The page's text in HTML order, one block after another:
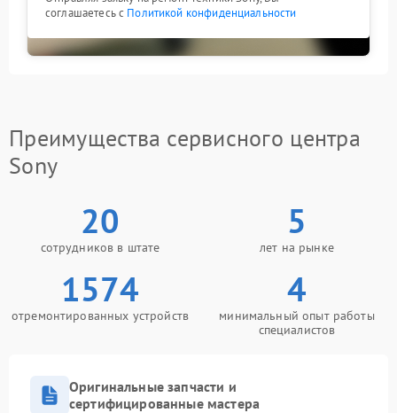
соглашаетесь с Политикой конфиденциальности
Преимущества сервисного центра
Sony
20
сотрудников в штате
5
лет на рынке
1574
отремонтированных устройств
4
минимальный опыт работы
специалистов
Оригинальные запчасти и
сертифицированные мастера